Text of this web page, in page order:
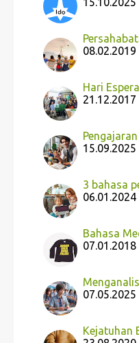
Hari
3 bahasa
Bahasa
Kejatuhan